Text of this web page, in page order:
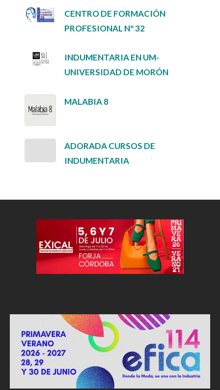
CENTRO DE FORMACIÓN
PROFESIONAL Nº 32
INDUMENTARIA EN UM-
UNIVERSIDAD DE MORÓN
MALABIA 8
ADORADA CURSOS DE
INDUMENTARIA